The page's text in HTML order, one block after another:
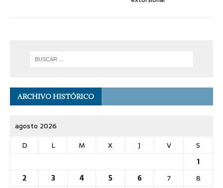
ARCHIVO HISTÓRICO
agosto 2026
D
L M X J V
S
1
2
3 4 5 6 7
8